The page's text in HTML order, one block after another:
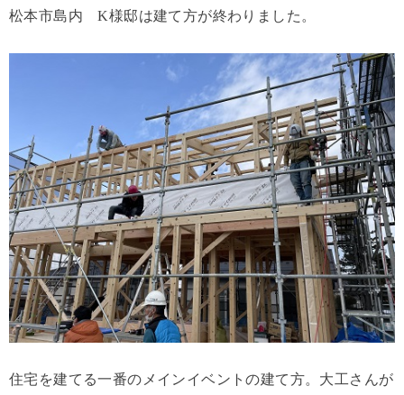
松本市島内 K様邸は建て方が終わりました。
住宅を建てる一番のメインイベントの建て方。大工さんが